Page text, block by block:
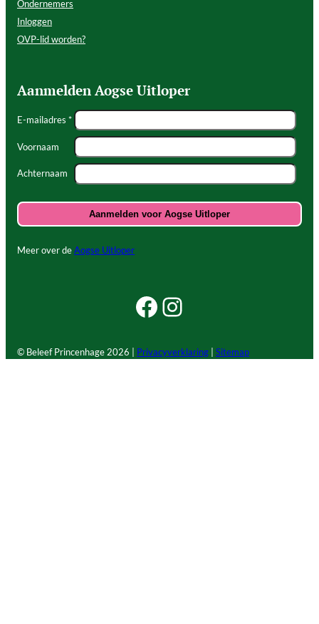
Ondernemers
Inloggen
OVP-lid worden?
Aanmelden Aogse Uitloper
E-mailadres *
Voornaam
Achternaam
Meer over deAogse Uitloper
Facebook Beleef Princenhage
Instagram Beleef Princenhage
© Beleef Princenhage2026 | Privacyverklaring Sitemap